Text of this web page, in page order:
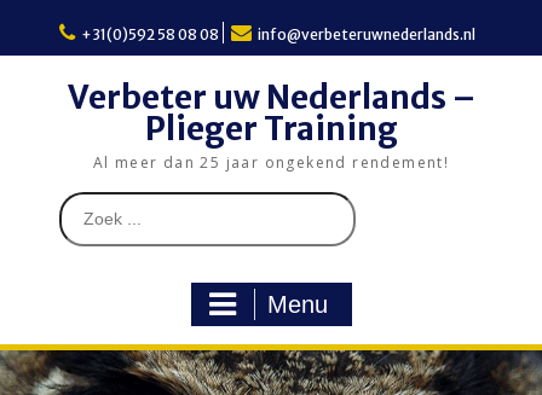
content
+31(0)592 58 08 08 info@verbeteruwnederlands.nl
Verbeter uw Nederlands –
Plieger Training
Al meer dan 25 jaar ongekend rendement!
Search
for:
Menu